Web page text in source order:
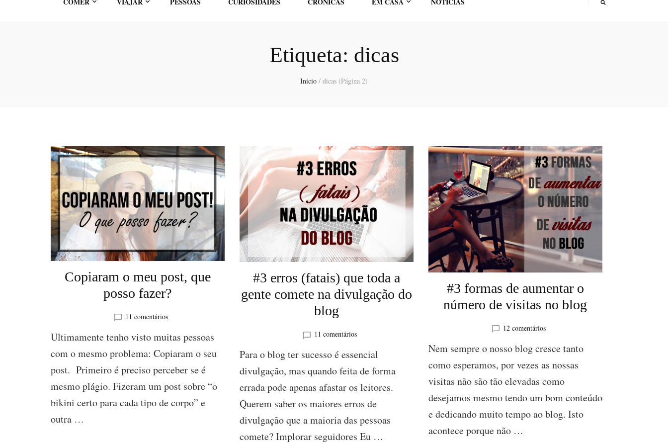
Etiqueta: dicas
Início / dicas (Página 2)
Copiaram o meu post, que
posso fazer?
11 comentáriosem
o
post,
que
fazer?
Ultimamente tenho visto muitas pessoas
com o mesmo problema: Copiaram o seu
post. Primeiro é preciso perceber se é
mesmo plágio. Fizeram um post sobre “o
bikini certo para cada tipo de corpo” e
outra …
#3 erros (fatais) que toda a
gente comete na divulgação do
blog
11 comentáriosem
erros
que
toda
gente
comete
na
divulgação
Para o blog ter sucesso é essencial
divulgação, mas quando feita de forma
errada pode apenas afastar os leitores.
Querem saber os maiores erros de
divulgação que a maioria das pessoas
comete? Implorar seguidores Eu …
#3 formas de aumentar o
número de visitas no blog
12 comentáriosem
formas
aumentar
o
de
visitas
Nem sempre o nosso blog cresce tanto
como esperamos, por vezes as nossas
visitas não são tão elevadas como
desejamos mesmo tendo um bom conteúdo
e dedicando muito tempo ao blog. Isto
acontece porque não …